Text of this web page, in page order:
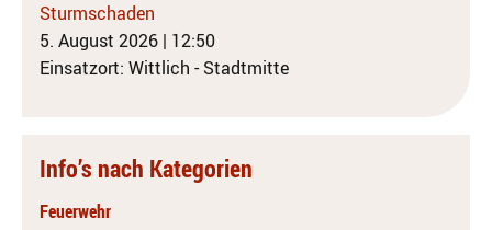
Sturmschaden
5. August 2026 | 12:50
Einsatzort: Wittlich - Stadtmitte
Info’s nach Kategorien
Feuerwehr